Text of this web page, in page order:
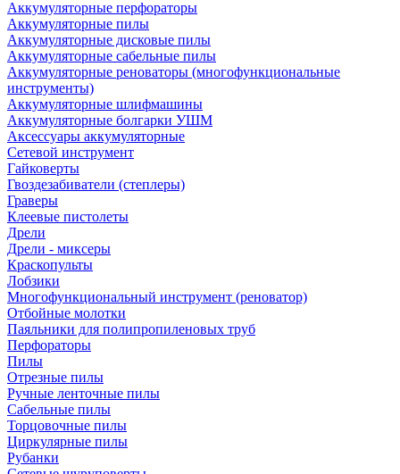
Аккумуляторные перфораторы
Аккумуляторные пилы
Аккумуляторные дисковые пилы
Аккумуляторные сабельные пилы
Аккумуляторные реноваторы (многофункциональные
инструменты)
Аккумуляторные шлифмашины
Аккумуляторные болгарки УШМ
Аксессуары аккумуляторные
Сетевой инструмент
Гайковерты
Гвоздезабиватели (степлеры)
Граверы
Клеевые пистолеты
Дрели
Дрели - миксеры
Краскопульты
Лобзики
Многофункциональный инструмент (реноватор)
Отбойные молотки
Паяльники для полипропиленовых труб
Перфораторы
Пилы
Отрезные пилы
Ручные ленточные пилы
Сабельные пилы
Торцовочные пилы
Циркулярные пилы
Рубанки